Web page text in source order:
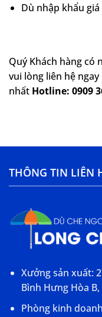
Dù nhập khẩu
Quý Khách hàng có
vui lòng liên hệ
nhất Hotline: 0909
THÔNG TIN LIÊN
Xưởng sản xuất:
Bình Hưng Hòa
Phòng kinh